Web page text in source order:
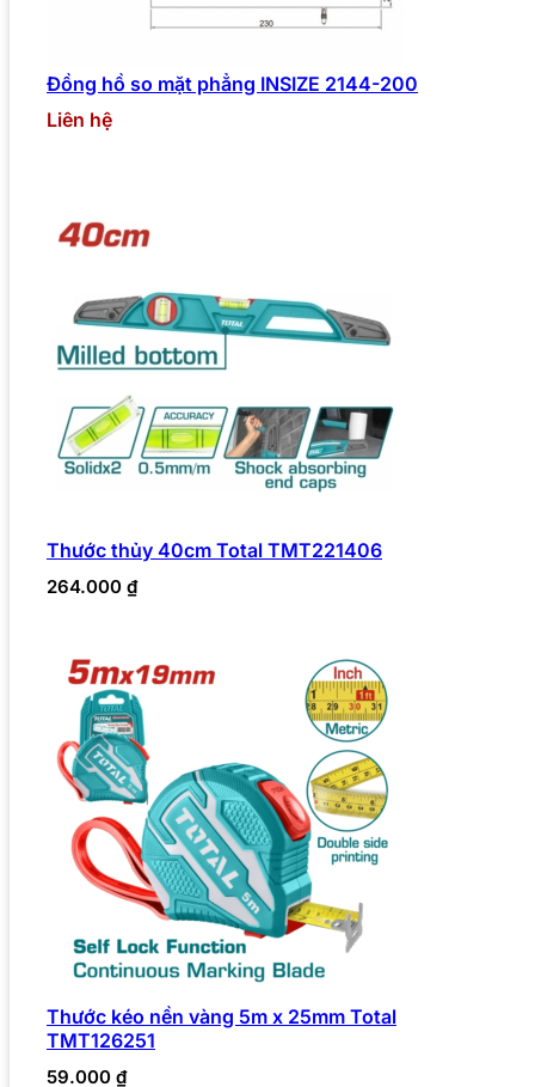
Đồng hồ so mặt phẳng INSIZE 2144-200
Liên hệ
Thước thủy 40cm Total TMT221406
264.000 ₫
Thước kéo nền vàng 5m x 25mm Total
TMT126251
59.000 ₫